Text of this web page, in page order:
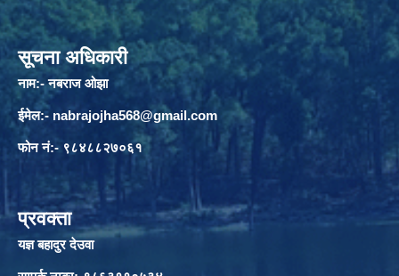
सूचना अधिकारी
नाम:- नबराज ओझा
ईमेल:- nabrajojha568@gmail.com
फोन नं:- ९८४८८२७०६१
प्रवक्ता
यज्ञ बहादुर देउवा